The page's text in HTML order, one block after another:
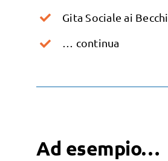
Gita Sociale ai Becchi
… continua
Ad esempio…